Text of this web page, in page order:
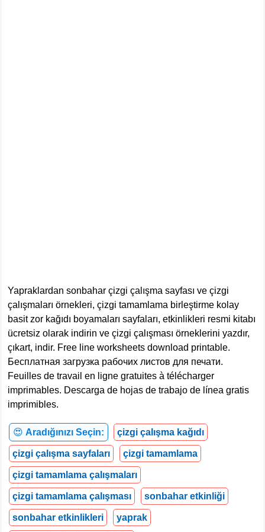
Yapraklardan sonbahar çizgi çalışma sayfası ve çizgi
çalışmaları örnekleri, çizgi tamamlama birleştirme kolay
basit zor kağıdı boyamaları sayfaları, etkinlikleri resmi kitabı
ücretsiz olarak indirin ve çizgi çalışması örneklerini yazdır,
çıkart, indir. Free line worksheets download printable.
Бесплатная загрузка рабочих листов для печати.
Feuilles de travail en ligne gratuites à télécharger
imprimables. Descarga de hojas de trabajo de línea gratis
imprimibles.
😍 Aradığınızı Seçin: çizgi çalışma kağıdı
çizgi çalışma sayfaları çizgi tamamlama
çizgi tamamlama çalışmaları
çizgi tamamlama çalışması sonbahar etkinliği
sonbahar etkinlikleri yaprak